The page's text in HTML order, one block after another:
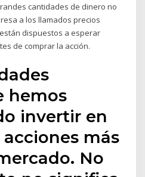
cantidades de dinero no
a los llamados precios
dispuestos a esperar
de comprar la acción.
hemos
invertir en
más
No